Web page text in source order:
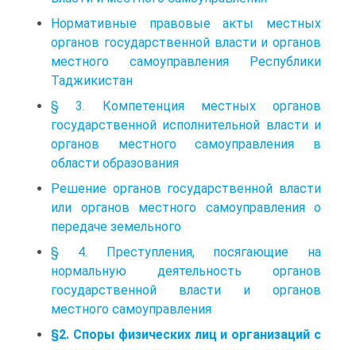
Нормативные правовые акты местных
органов государственной власти и органов
местного самоуправления Республики
Таджикистан
§ 3. Компетенция местных органов
государственной исполнительной власти и
органов местного самоуправления в
области образования
Решение органов государственной власти
или органов местного самоуправления о
передаче земельного
§ 4. Преступления, посягающие на
нормальную деятельность органов
государственной власти и органов
местного самоуправления
§2. Споры физических лиц и организаций с